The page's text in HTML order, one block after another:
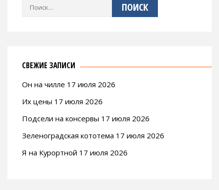
Найти:
СВЕЖИЕ ЗАПИСИ
Он на чилле 17 июля 2026
Их цены 17 июля 2026
Подсели на консервы 17 июля 2026
Зеленоградская кототема 17 июля 2026
Я на Курортной 17 июля 2026